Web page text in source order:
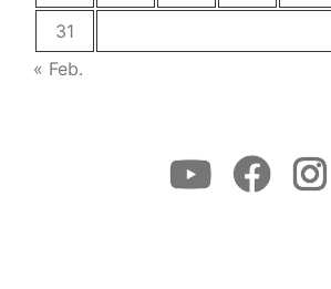
31
« Feb.
Youtube